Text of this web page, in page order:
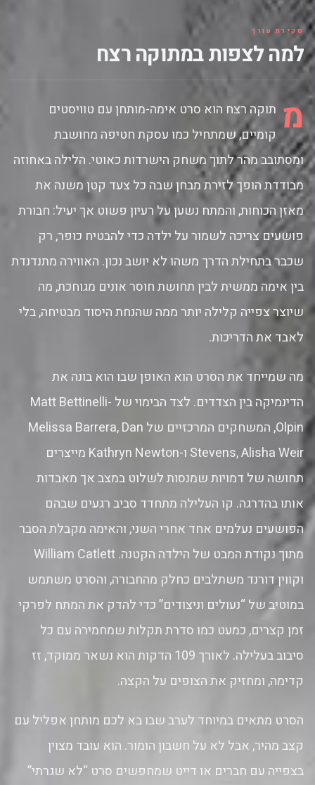
סקירת עורך
למה לצפות במתוקה רצח
מ תוקה רצח הוא סרט אימה-מותחן עם טוויסטים
קומיים, שמתחיל כמו עסקת חטיפה מחושבת
ומסתובב מהר לתוך משחק הישרדות כאוטי. הלילה באחוזה
מבודדת הופך לזירת מבחן שבה כל צעד קטן משנה את
מאזן הכוחות, והמתח נשען על רעיון פשוט אך יעיל: חבורת
פושעים צריכה לשמור על ילדה כדי להבטיח כופר, רק
שכבר בתחילת הדרך משהו לא יושב נכון. האווירה מתנדנדת
בין אימה ממשית לבין תחושת חוסר אונים מגוחכת, מה
שיוצר צפייה קלילה יותר ממה שהנחת היסוד מבטיחה, בלי
לאבד את הדריכות.
מה שמייחד את הסרט הוא האופן שבו הוא בונה את
הדינמיקה בין הצדדים. לצד הבימוי של Matt Bettinelli-
Olpin, המשחקים המרכזיים של Melissa Barrera, Dan
Stevens, Alisha Weir ו-Kathryn Newton מייצרים
תחושה של דמויות שמנסות לשלוט במצב אך מאבדות
אותו בהדרגה. קו העלילה מתחדד סביב רגעים שבהם
הפושעים נעלמים אחד אחרי השני, והאימה מקבלת הסבר
מתוך נקודת המבט של הילדה הקטנה. William Catlett
וקווין דורנד משתלבים כחלק מהחבורה, והסרט משתמש
במוטיב של “נעולים וניצודים” כדי להדק את המתח לפרקי
זמן קצרים, כמעט כמו סדרת תקלות שמחמירה עם כל
סיבוב בעלילה. לאורך 109 הדקות הוא נשאר ממוקד, זז
קדימה, ומחזיק את הצופים על הקצה.
הסרט מתאים במיוחד לערב שבו בא לכם מותחן אפליל עם
קצב מהיר, אבל לא על חשבון הומור. הוא עובד מצוין
בצפייה עם חברים או דייט שמחפשים סרט “לא שגרתי”